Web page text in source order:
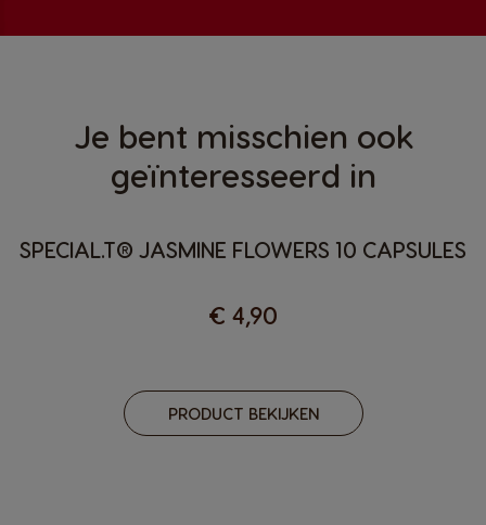
Je bent misschien ook
geïnteresseerd in
SPECIAL.T® JASMINE FLOWERS 10 CAPSULES
€ 4,90
PRODUCT BEKIJKEN